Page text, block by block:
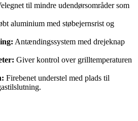
til mindre udendørsområder som
aluminium med støbejernsrist og
Antændingssystem med drejeknap
Giver kontrol over grilltemperaturen
Firebenet understel med plads til